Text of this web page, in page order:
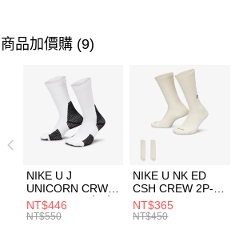
商品加價購 (9)
NIKE U J
UNICORN CRW
1PR -160 男女 中
統襪 FZ3393100
NT$446
NT$550
NIKE U NK ED
CSH CREW 2P-
144 EMBRDY 男
女 短統襪
NT$365
NT$450